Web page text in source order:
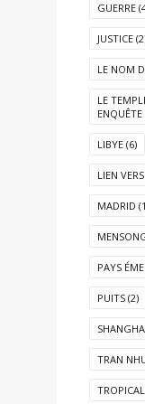
GUERRE
JUSTICE
LE NOM
LE
LIBYE (6)
LIEN
MADRID
PAYS
PUITS (2)
TRAN